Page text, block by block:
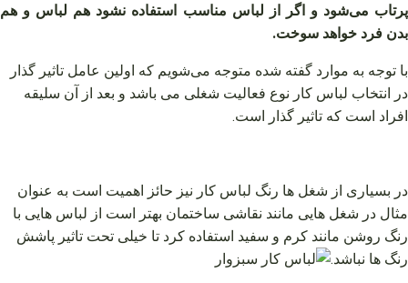
پرتاب می‌شود و اگر از لباس مناسب استفاده نشود هم لباس و هم
بدن فرد خواهد سوخت.
با توجه به موارد گفته شده متوجه می‌شویم که اولین عامل تاثیر گذار
در انتخاب لباس کار نوع فعالیت شغلی می باشد و بعد از آن سلیقه
افراد است که تاثیر گذار است.
در بسیاری از شغل ها رنگ لباس کار نیز حائز اهمیت است به عنوان
مثال در شغل هایی مانند نقاشی ساختمان بهتر است از لباس هایی با
رنگ روشن مانند کرم و سفید استفاده کرد تا خیلی تحت تاثیر پاشش
رنگ ها نباشد.